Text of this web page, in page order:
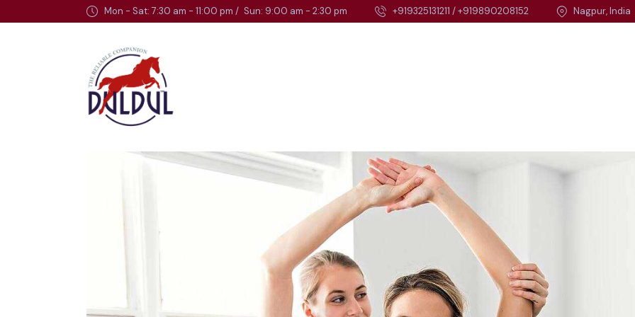
Mon - Sat: 7:30 am - 11:00 pm / Sun: 9:00 am - 2:30 pm ‎+919325131211 / +919890208152 Nagpur, India